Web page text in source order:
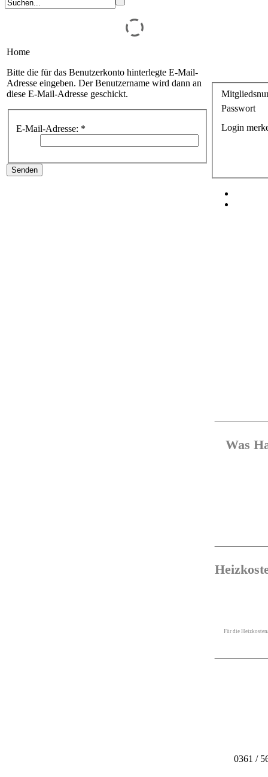
Home
Bitte die für das Benutzerkonto hinterlegte E-Mail-
Adresse eingeben. Der Benutzername wird dann an
diese E-Mail-Adresse geschickt.
E-Mail-Adresse: *
Senden
Passwort
Login
Was
Für die
0361 /